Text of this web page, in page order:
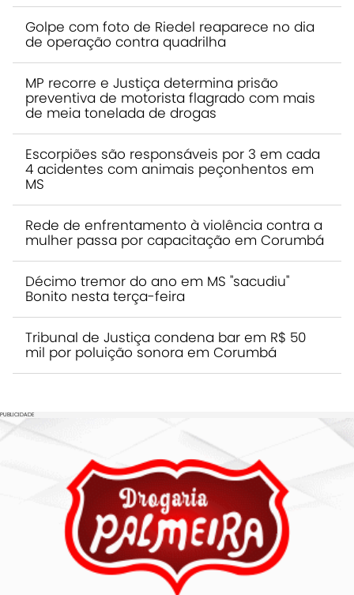
Golpe com foto de Riedel reaparece no dia
de operação contra quadrilha
MP recorre e Justiça determina prisão
preventiva de motorista flagrado com mais
de meia tonelada de drogas
Escorpiões são responsáveis por 3 em cada
4 acidentes com animais peçonhentos em
MS
Rede de enfrentamento à violência contra a
mulher passa por capacitação em Corumbá
Décimo tremor do ano em MS "sacudiu"
Bonito nesta terça-feira
Tribunal de Justiça condena bar em R$ 50
mil por poluição sonora em Corumbá
PUBLICIDADE